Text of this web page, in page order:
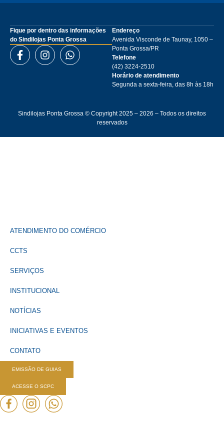
Fique por dentro das informações
do Sindilojas Ponta Grossa
Endereço
Avenida Visconde de Taunay, 1050 –
Ponta Grossa/PR
Telefone
(42) 3224-2510
Horário de atendimento
Segunda a sexta-feira, das 8h às 18h
Sindilojas Ponta Grossa © Copyright 2025 – 2026 – Todos os direitos
reservados
ATENDIMENTO DO COMÉRCIO
CCTS
SERVIÇOS
INSTITUCIONAL
NOTÍCIAS
INICIATIVAS E EVENTOS
CONTATO
EMISSÃO DE GUIAS
ACESSE O SCPC